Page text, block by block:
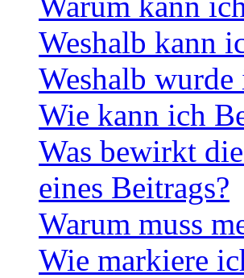
Weshalb kann
Weshalb
Wie kann ich
Was bewirkt
eines Beitrags?
Warum muss
Wie markiere